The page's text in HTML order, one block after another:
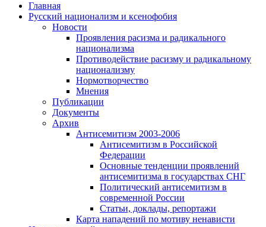
Главная
Русский национализм и ксенофобия
Новости
Проявления расизма и радикального
национализма
Противодействие расизму и радикальному
национализму
Нормотворчество
Мнения
Публикации
Документы
Архив
Антисемитизм 2003-2006
Антисемитизм в Российской
Федерации
Основные тенденции проявлений
антисемитизма в государствах СНГ
Политический антисемитизм в
современной России
Статьи, доклады, репортажи
Карта нападений по мотиву ненависти